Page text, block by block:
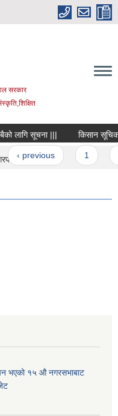
सरकार
लागि सूचना ||| किसान
‹ previousनिर्णयहरु
भएको १५ ‍‍‍औ नगरसभाबाट